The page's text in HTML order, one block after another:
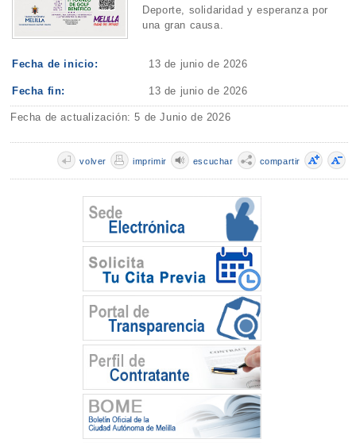
Deporte, solidaridad y esperanza por
una gran causa.
Fecha de inicio: 13 de junio de 2026
Fecha fin: 13 de junio de 2026
Fecha de actualización: 5 de Junio de 2026
compartir
escuchar
imprimir
volver